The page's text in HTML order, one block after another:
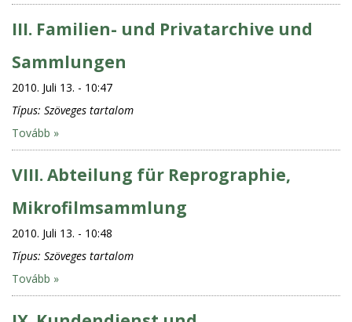
III. Familien- und Privatarchive und
Sammlungen
2010. Juli 13. - 10:47
Típus: Szöveges tartalom
Tovább »
VIII. Abteilung für Reprographie,
Mikrofilmsammlung
2010. Juli 13. - 10:48
Típus: Szöveges tartalom
Tovább »